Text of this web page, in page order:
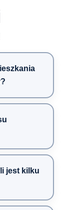
jest kilku